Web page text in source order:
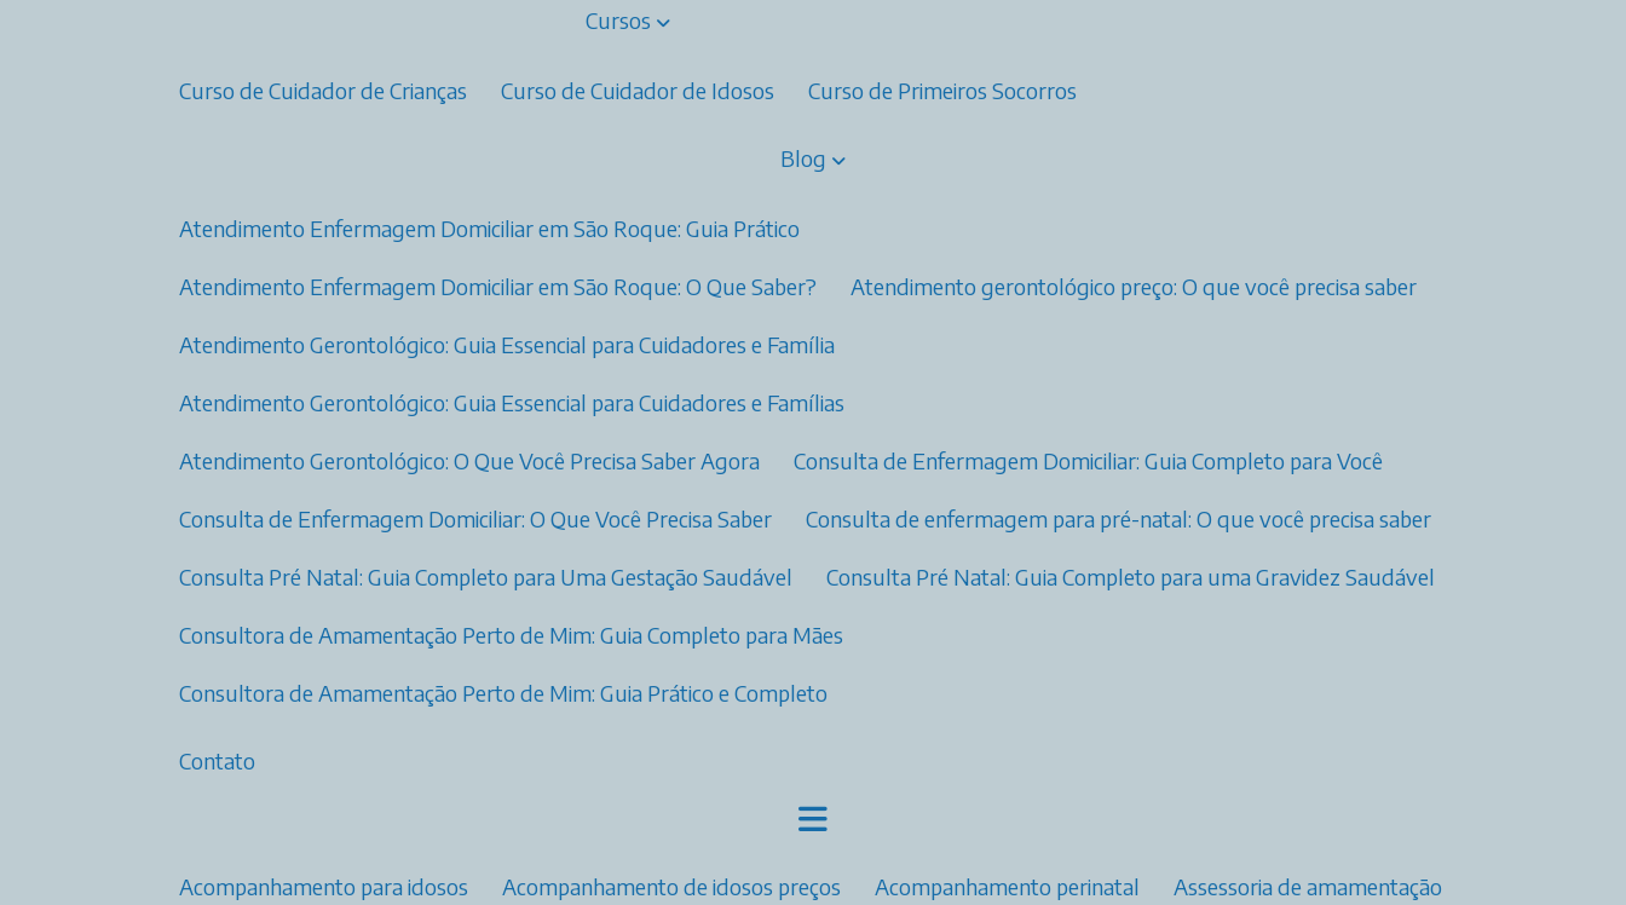
Cursos
Curso de Cuidador de Crianças Curso de Cuidador de Idosos Curso de Primeiros Socorros
Blog
Atendimento Enfermagem Domiciliar em São Roque: Guia Prático
Atendimento Enfermagem Domiciliar em São Roque: O Que Saber? Atendimento gerontológico preço: O que você precisa saber
Atendimento Gerontológico: Guia Essencial para Cuidadores e Família
Atendimento Gerontológico: Guia Essencial para Cuidadores e Famílias
Atendimento Gerontológico: O Que Você Precisa Saber Agora Consulta de Enfermagem Domiciliar: Guia Completo para Você
Consulta de Enfermagem Domiciliar: O Que Você Precisa Saber Consulta de enfermagem para pré-natal: O que você precisa saber
Consulta Pré Natal: Guia Completo para Uma Gestação Saudável Consulta Pré Natal: Guia Completo para uma Gravidez Saudável
Consultora de Amamentação Perto de Mim: Guia Completo para Mães
Consultora de Amamentação Perto de Mim: Guia Prático e Completo
Contato
Acompanhamento para idosos Acompanhamento de idosos preços Acompanhamento perinatal Assessoria de amamentação